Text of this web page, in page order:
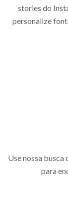
stories do
personalize
Use nossa busca
para